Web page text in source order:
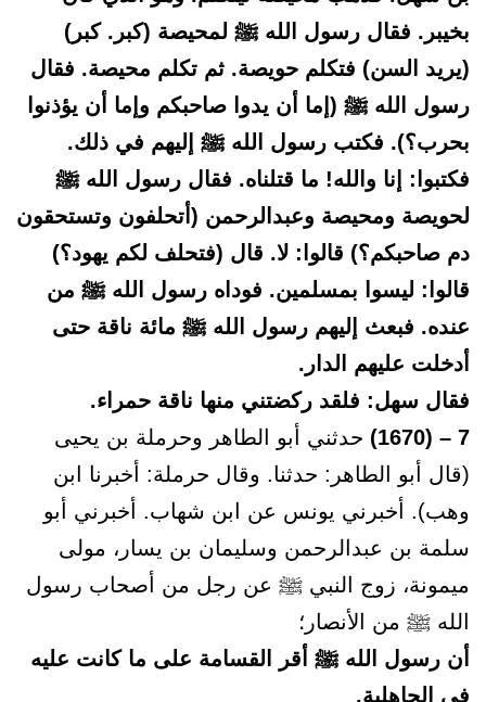
بخيبر. فقال رسول الله ﷺ لمحيصة (كبر. كبر)
(يريد السن) فتكلم حويصة. ثم تكلم محيصة. فقال
رسول الله ﷺ (إما أن يدوا صاحبكم وإما أن يؤذنوا
بحرب؟). فكتب رسول الله ﷺ إليهم في ذلك.
فكتبوا: إنا والله! ما قتلناه. فقال رسول الله ﷺ
لحويصة ومحيصة وعبدالرحمن (أتحلفون وتستحقون
دم صاحبكم؟) قالوا: لا. قال (فتحلف لكم يهود؟)
قالوا: ليسوا بمسلمين. فوداه رسول الله ﷺ من
عنده. فبعث إليهم رسول الله ﷺ مائة ناقة حتى
أدخلت عليهم الدار.
فقال سهل: فلقد ركضتني منها ناقة حمراء.
7 – (1670)
حدثني أبو الطاهر وحرملة بن يحيى
(قال أبو الطاهر: حدثنا. وقال حرملة: أخبرنا ابن
وهب). أخبرني يونس عن ابن شهاب. أخبرني أبو
سلمة بن عبدالرحمن وسليمان بن يسار، مولى
ميمونة، زوج النبي ﷺ عن رجل من أصحاب رسول
الله ﷺ من الأنصار؛
أن رسول الله ﷺ أقر القسامة على ما كانت عليه
في الجاهلية.